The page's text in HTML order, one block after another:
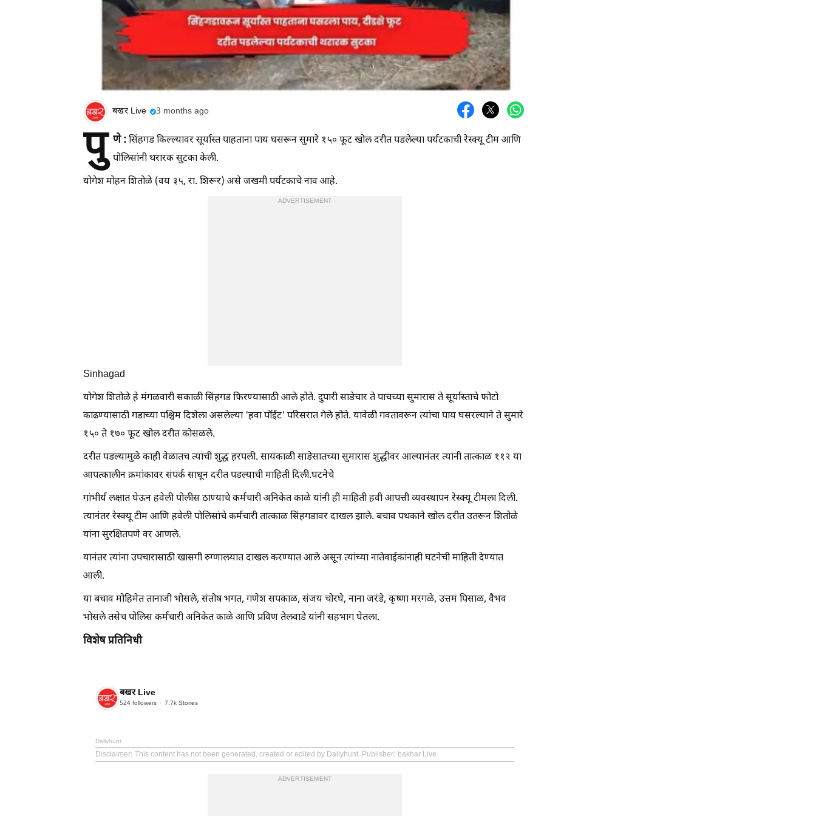
बखर Live 3 months ago
पु णे :सिंहगड किल्ल्यावर सूर्यास्त पाहताना पाय घसरून सुमारे १५० फूट खोल दरीत पडलेल्या पर्यटकाची रेस्क्यू टीम आणि
पोलिसांनी थरारक सुटका केली.
योगेश मोहन शितोळे (वय ३५, रा. शिरूर) असे जखमी पर्यटकाचे नाव आहे.
ADVERTISEMENT
Sinhagad
योगेश शितोळे हे मंगळवारी सकाळी सिंहगड फिरण्यासाठी आले होते. दुपारी साडेचार ते पाचच्या सुमारास ते सूर्यास्ताचे फोटो
काढण्यासाठी गडाच्या पश्चिम दिशेला असलेल्या 'हवा पॉईंट' परिसरात गेले होते. यावेळी गवतावरून त्यांचा पाय घसरल्याने ते सुमारे
१५० ते १७० फूट खोल दरीत कोसळले.
दरीत पडल्यामुळे काही वेळातच त्यांची शुद्ध हरपली. सायंकाळी साडेसातच्या सुमारास शुद्धीवर आल्यानंतर त्यांनी तात्काळ ११२ या
आपत्कालीन क्रमांकावर संपर्क साधून दरीत पडल्याची माहिती दिली.घटनेचे
गांभीर्य लक्षात घेऊन हवेली पोलीस ठाण्याचे कर्मचारी अनिकेत काळे यांनी ही माहिती हवी आपत्ती व्यवस्थापन रेस्क्यू टीमला दिली.
त्यानंतर रेस्क्यू टीम आणि हवेली पोलिसांचे कर्मचारी तात्काळ सिंहगडावर दाखल झाले. बचाव पथकाने खोल दरीत उतरून शितोळे
यांना सुरक्षितपणे वर आणले.
यानंतर त्यांना उपचारासाठी खासगी रुग्णालयात दाखल करण्यात आले असून त्यांच्या नातेवाईकांनाही घटनेची माहिती देण्यात
आली.
या बचाव मोहिमेत तानाजी भोसले, संतोष भगत, गणेश सपकाळ, संजय चोरघे, नाना जरंडे, कृष्णा मरगळे, उत्तम पिसाळ, वैभव
भोसले तसेच पोलिस कर्मचारी अनिकेत काळे आणि प्रविण तेलवाडे यांनी सहभाग घेतला.
विशेष प्रतिनिधी
बखर Live
524 followers 7.7k Stories
Dailyhunt
Disclaimer: This content has not been generated, created or edited by Dailyhunt. Publisher: bakhar Live
ADVERTISEMENT